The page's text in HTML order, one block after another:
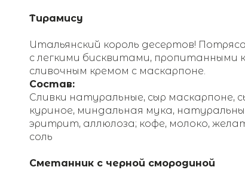
Тирамису
Итальянский король десертов!
с легкими бисквитами, пропитанными
сливочным кремом с маскарпоне.
Состав:
Сливки натуральные, сыр маскарпоне,
куриное, миндальная мука,
эритрит, аллюлоза; кофе, молоко,
соль
Сметанник с черной смородиной